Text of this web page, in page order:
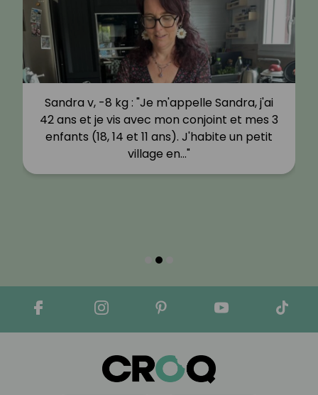
Sandra v, -8 kg : "Je m'appelle Sandra, j'ai
42 ans et je vis avec mon conjoint et mes 3
enfants (18, 14 et 11 ans). J'habite un petit
village en…"